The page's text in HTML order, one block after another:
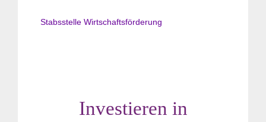
Stabsstelle Wirtschaftsförderung
Investieren in